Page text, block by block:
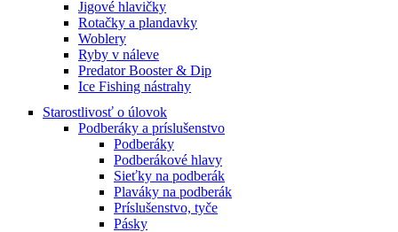
Jigové hlavičky
Rotačky a plandavky
Woblery
Ryby v náleve
Predator Booster & Dip
Ice Fishing nástrahy
Starostlivosť o úlovok
Podberáky a príslušenstvo
Podberáky
Podberákové hlavy
Sieťky na podberák
Plaváky na podberák
Príslušenstvo, tyče
Pásky